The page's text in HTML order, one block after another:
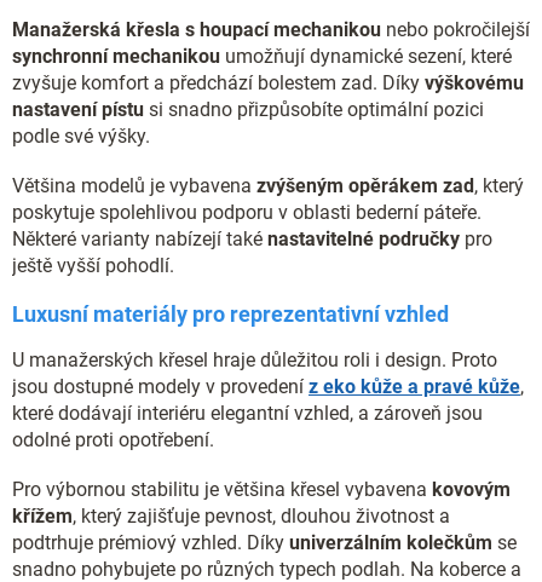
Manažerská křesla s houpací mechanikou nebo pokročilejší
synchronní mechanikou umožňují dynamické sezení, které
zvyšuje komfort a předchází bolestem zad. Díky výškovému
nastavení pístu si snadno přizpůsobíte optimální pozici
podle své výšky.
Většina modelů je vybavena zvýšeným opěrákem zad, který
poskytuje spolehlivou podporu v oblasti bederní páteře.
Některé varianty nabízejí také nastavitelné područky pro
ještě vyšší pohodlí.
Luxusní materiály pro reprezentativní vzhled
U manažerských křesel hraje důležitou roli i design. Proto
jsou dostupné modely v provedení z eko kůže a pravé kůže,
které dodávají interiéru elegantní vzhled, a zároveň jsou
odolné proti opotřebení.
Pro výbornou stabilitu je většina křesel vybavena kovovým
křížem, který zajišťuje pevnost, dlouhou životnost a
podtrhuje prémiový vzhled. Díky univerzálním kolečkům se
snadno pohybujete po různých typech podlah. Na koberce a